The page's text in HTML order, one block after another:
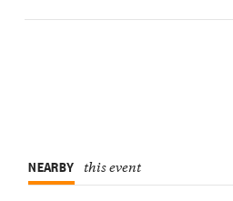
NEARBY this event